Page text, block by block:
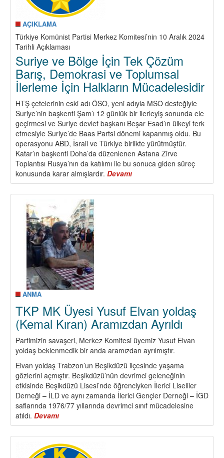
AÇIKLAMA
Türkiye Komünist Partisi Merkez Komitesi’nin 10 Aralık 2024
Tarihli Açıklaması
Suriye ve Bölge İçin Tek Çözüm
Barış, Demokrasi ve Toplumsal
İlerleme İçin Halkların Mücadelesidir
HTŞ çetelerinin eski adı ÖSO, yeni adıyla MSO desteğiyle
Suriye’nin başkenti Şam’ı 12 günlük bir ilerleyiş sonunda ele
geçirmesi ve Suriye devlet başkanı Beşar Esad’ın ülkeyi terk
etmesiyle Suriye’de Baas Partsi dönemi kapanmış oldu. Bu
operasyonu ABD, İsrail ve Türkiye birlikte yürütmüştür.
Katar’ın başkenti Doha’da düzenlenen Astana Zirve
Toplantısı Rusya’nın da katılımı ile bu sonuca giden süreç
konusunda karar almışlardır. Devamı
Suriye
ve
Mücadelesidir
ANMA
TKP MK Üyesi Yusuf Elvan yoldaş
(Kemal Kıran) Aramızdan Ayrıldı
Partimizin savaşeri, Merkez Komitesi üyemiz Yusuf Elvan
yoldaş beklenmedik bir anda aramızdan ayrılmıştır.
Elvan yoldaş Trabzon’un Beşikdüzü ilçesinde yaşama
gözlerini açmıştır. Beşikdüzü’nün devrimci geleneğinin
etkisinde Beşikdüzü Lisesi’nde öğrenciyken İlerici Liseliler
Derneği – İLD ve aynı zamanda İlerici Gençler Derneği – İGD
saflarında 1976/77 yıllarında devrimci sınıf mücadelesine
atıldı. Devamı
TKP
MK
Üyesi
Yusuf